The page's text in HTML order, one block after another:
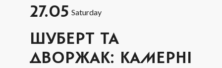
27.05 Saturday
ШУБЕРТ ТА
ДВОРЖАК: КАМЕРНІ